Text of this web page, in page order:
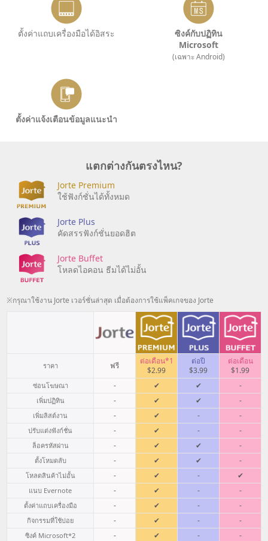
ตั้งค่าแถบเครื่องมือได้อิสระ
ซิงค์กับปฏิทิน
Microsoft
(เฉพาะ Android)
ตั้งค่าแจ้งเตือนข้อมูลแนะนำ
แตกต่างกันตรงไหน?
Jorte Premium
ใช้ฟังก์ชั่นได้ทั้งหมด
Jorte Plus
คัดสรรฟังก์ชั่นยอดฮิต
Jorte Buffet
โหลดไอคอน ธีมได้ไม่อั้น
※กรุณาใช้งาน Jorte เวอร์ชั่นล่าสุด เมื่อต้องการใช้แพ็คเกจของ Jorte
ราคา ฟรี
ต่อเดือน*1
$2.99
ต่อปี
$3.99
ต่อเดือน
$1.99
ซ่อนโฆษณา - ✔ ✔ -
เพิ่มปฏิทิน - ✔ ✔ -
เพิ่มลิสต์งาน - ✔ - -
ปรับแต่งฟังก์ชั่น - ✔ - -
ล็อครหัสผ่าน - ✔ ✔ -
ตั้งโหมดลับ - ✔ ✔ -
โหลดสินค้าไม่อั้น - ✔ - ✔
แนบ Evernote - ✔ - -
ตั้งค่าแถบเครื่องมือ - ✔ - -
กิจกรรมที่ใช้บ่อย - ✔ - -
ซิงค์ Microsoft*2 - ✔ - -